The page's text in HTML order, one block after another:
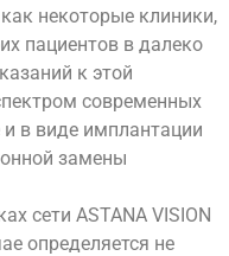
некоторые клиники,
пациентов в далеко
к этой
современных
в виде имплантации
замены
сети ASTANA VISION
определяется не